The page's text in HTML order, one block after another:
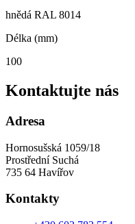
hnědá RAL 8014
Délka (mm)
100
Kontaktujte nás
Adresa
Hornosušská 1059/18
Prostřední Suchá
735 64 Havířov
Kontakty